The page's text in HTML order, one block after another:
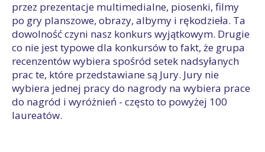
przez prezentacje multimedialne, piosenki, filmy
po gry planszowe, obrazy, albymy i rękodzieła. Ta
dowolność czyni nasz konkurs wyjątkowym. Drugie
co nie jest typowe dla konkursów to fakt, że grupa
recenzentów wybiera spośród setek nadsyłanych
prac te, które przedstawiane są Jury. Jury nie
wybiera jednej pracy do nagrody na wybiera prace
do nagród i wyróżnień - często to powyżej 100
laureatów.